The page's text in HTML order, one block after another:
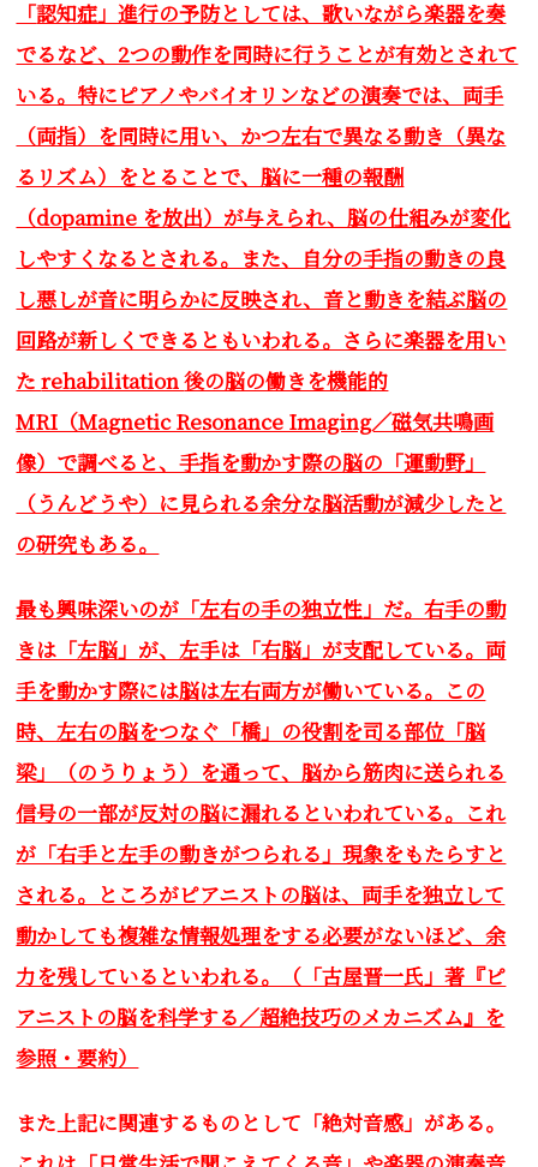
「認知症」進行の予防としては、歌いながら楽器を奏
でるなど、2つの動作を同時に行うことが有効とされて
いる。特にピアノやバイオリンなどの演奏では、両手
（両指）を同時に用い、かつ左右で異なる動き（異な
るリズム）をとることで、脳に一種の報酬
（dopamine を放出）が与えられ、脳の仕組みが変化
しやすくなるとされる。また、自分の手指の動きの良
し悪しが音に明らかに反映され、音と動きを結ぶ脳の
回路が新しくできるともいわれる。さらに楽器を用い
たrehabilitation後の脳の働きを機能的
MRI（Magnetic Resonance Imaging／磁気共鳴画
像）で調べると、手指を動かす際の脳の「運動野」
（うんどうや）に見られる余分な脳活動が減少したと
の研究もある。
最も興味深いのが「左右の手の独立性」だ。右手の動
きは「左脳」が、左手は「右脳」が支配している。両
手を動かす際には脳は左右両方が働いている。この
時、左右の脳をつなぐ「橋」の役割を司る部位「脳
梁」（のうりょう）を通って、脳から筋肉に送られる
信号の一部が反対の脳に漏れるといわれている。これ
が「右手と左手の動きがつられる」現象をもたらすと
される。ところがピアニストの脳は、両手を独立して
動かしても複雑な情報処理をする必要がないほど、余
力を残しているといわれる。（「古屋晋一氏」著『ピ
アニストの脳を科学する／超絶技巧のメカニズム』を
参照・要約）
また上記に関連するものとして「絶対音感」がある。